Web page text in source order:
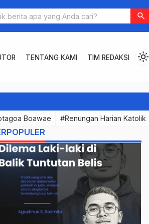
laki di Balik Tuntutan Belis search
TENTANG KAMI TIM REDAKSI light_mode
Boawae #Renungan Harian Katolik